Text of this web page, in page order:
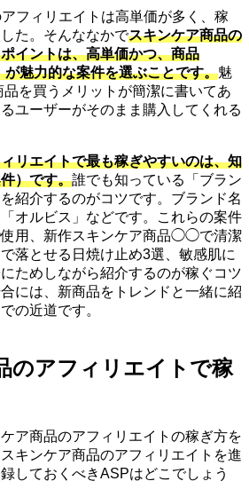
フィリエイトは高単価が多く、稼
た。そんななかでスキンケア商品の
イントは、高単価かつ、商品
魅力的な案件を選ぶことです。魅
を買うメリットが簡潔に書いてあ
ユーザーがそのまま購入してくれる
リエイトで最も稼ぎやすいのは、知
）です。誰でも知っている「ブラン
紹介するのがコツです。ブランド名
オルビス」などです。これらの案件
用、新作スキンケア商品◯◯で清潔
落とせる日焼け止め3選、敏感肌に
ためしながら紹介するのが稼ぐコツ
には、新商品をトレンドと一緒に紹
の近道です。
のアフィリエイトで稼
ア商品のアフィリエイトの稼ぎ方を
キンケア商品のアフィリエイトを進
しておくべきASPはどこでしょう